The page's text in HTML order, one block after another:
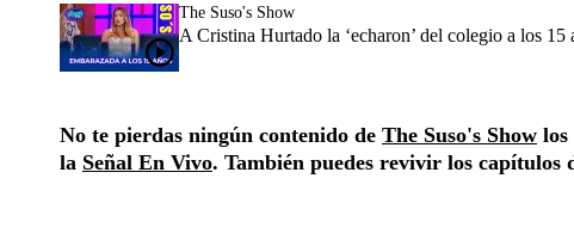
The Suso's Show
A Cristina Hurtado la ‘echaron’ del colegio a los 15
No te pierdas ningún contenido de The Suso's Show los
la Señal En Vivo. También puedes revivir los capítulos